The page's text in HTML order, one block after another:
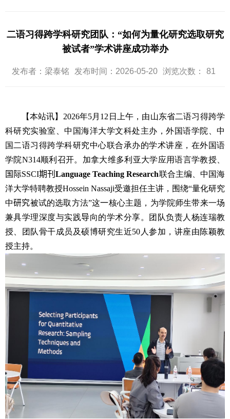
二语习得跨学科研究团队：“如何为量化研究选取研究
被试者”学术讲座成功举办
发布者：梁泰铭 发布时间：2026-05-20 浏览次数： 81
【本站讯】2026年5月 12 日上午，由山东省二语习得跨学
科研究实验室、中国海洋大学文科处主办，外国语学院、中
国二语习得跨学科研究中心联合承办的学术讲座，在外国语
学院N314顺利召开。加拿大维多利亚大学应用语言学教授、
国际SSCI期刊Language Teaching Research联合主编、中国海
洋大学特聘教授Hossein Nassaji受邀担任主讲，围绕“量化研究
中研究被试的选取方法”这一核心主题，为学院师生带来一场
兼具学理深度与实践导向的学术分享。团队负责人杨连瑞教
授、团队骨干成员及硕博研究生近50 人参加，讲座由陈颖教
授主持。